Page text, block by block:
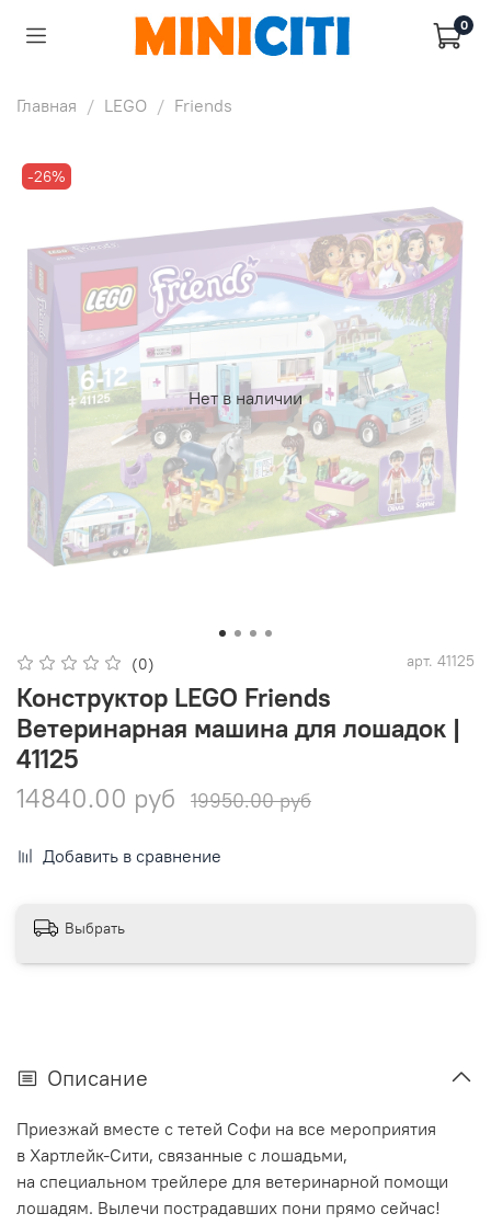
0
Главная LEGO Friends
Нет в наличии
-26%
(0) арт. 41125
Конструктор LEGO Friends
Ветеринарная машина для лошадок |
41125
14840.00 руб
19950.00 руб
Добавить в сравнение
Выбрать
Описание
Приезжай вместе с тетей Софи на все мероприятия
в Хартлейк-Сити, связанные с лошадьми,
на специальном трейлере для ветеринарной помощи
лошадям. Вылечи пострадавших пони прямо сейчас!